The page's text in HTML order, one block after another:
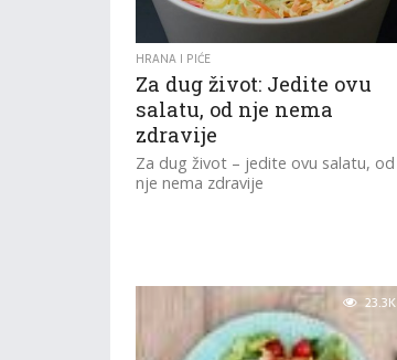
HRANA I PIĆE
Za dug život: Jedite ovu
salatu, od nje nema
zdravije
Za dug život – jedite ovu salatu, od
nje nema zdravije
23.3K